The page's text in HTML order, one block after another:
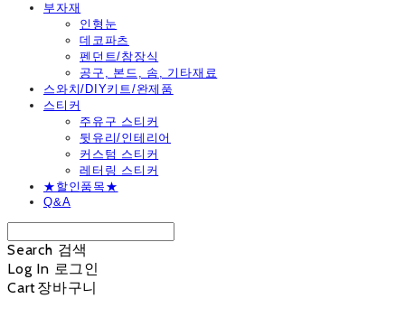
부자재
인형눈
데코파츠
펜던트/참장식
공구, 본드, 솜, 기타재료
스와치/DIY키트/완제품
스티커
주유구 스티커
뒷유리/인테리어
커스텀 스티커
레터링 스티커
★할인품목★
Q&A
Search 검색
Log In 로그인
Cart장바구니